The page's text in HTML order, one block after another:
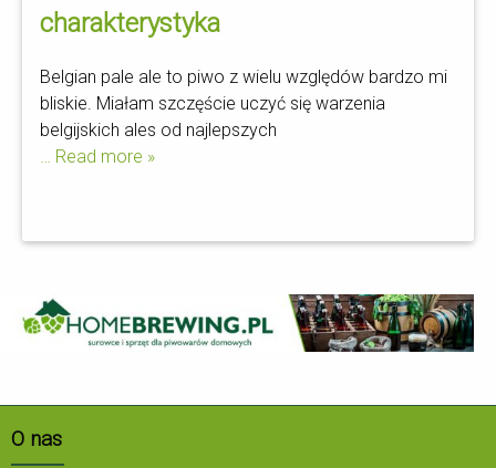
charakterystyka
Belgian pale ale to piwo z wielu względów bardzo mi
bliskie. Miałam szczęście uczyć się warzenia
belgijskich ales od najlepszych
… Read more »
O nas